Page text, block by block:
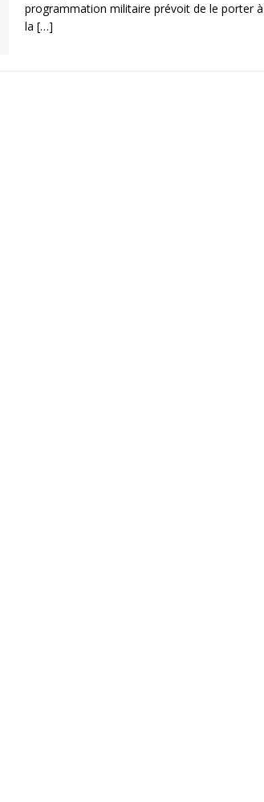
programmation militaire prévoit de le porter
la […]